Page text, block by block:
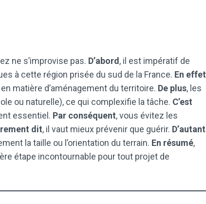
ne s’improvise pas. D’abord, il est impératif de
à cette région prisée du sud de la France. En effet
matière d’aménagement du territoire. De plus, les
ou naturelle), ce qui complexifie la tâche. C’est
essentiel. Par conséquent, vous évitez les
dit, il vaut mieux prévenir que guérir. D’autant
la taille ou l’orientation du terrain. En résumé,
étape incontournable pour tout projet de